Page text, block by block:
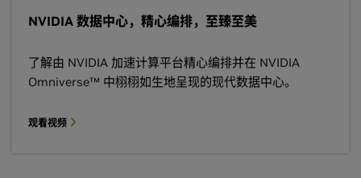
NVIDIA 数据中心，精心编排，至臻至美
了解由 NVIDIA 加速计算平台精心编排并在 NVIDIA
Omniverse™ 中栩栩如生地呈现的现代数据中心。
观看视频